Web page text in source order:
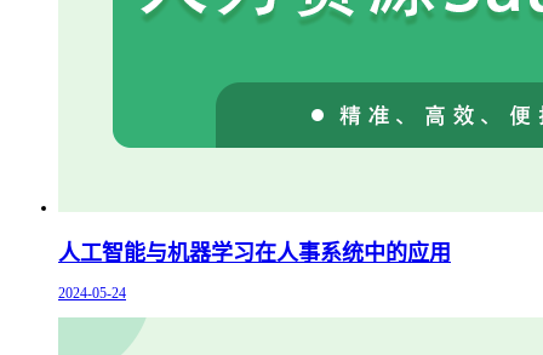
人工智能与机器学习在人事系统中的应用
2024-05-24